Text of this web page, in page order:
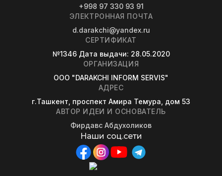
+998 97 330 93 91
ЭЛЕКТРОННАЯ ПОЧТА
d.darakchi@yandex.ru
СЕРТИФИКАТ
№1346 Дата выдачи: 28.05.2020
ОРГАНИЗАЦИЯ
OOO "DARAKCHI INFORM SERVIS"
АДРЕС
г.Ташкент, проспект Амира Темура, дом 53
АВТОР ИДЕИ И ОСНОВАТЕЛЬ
Фирдавс Абдухоликов
Наши соц.сети